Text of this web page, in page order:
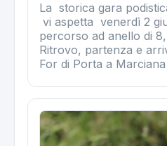
La storica gara
vi aspetta venerdì 2
percorso ad anello di
Ritrovo, partenza e
For di Porta a Marciana